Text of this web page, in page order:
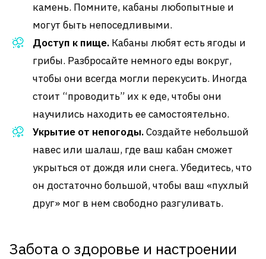
камень. Помните, кабаны любопытные и
могут быть непоседливыми.
Доступ к пище. Кабаны любят есть ягоды и
грибы. Разбросайте немного еды вокруг,
чтобы они всегда могли перекусить. Иногда
стоит “проводить” их к еде, чтобы они
научились находить ее самостоятельно.
Укрытие от непогоды.Создайте небольшой
навес или шалаш, где ваш кабан сможет
укрыться от дождя или снега. Убедитесь, что
он достаточно большой, чтобы ваш «пухлый
друг» мог в нем свободно разгуливать.
Забота о здоровье и настроении